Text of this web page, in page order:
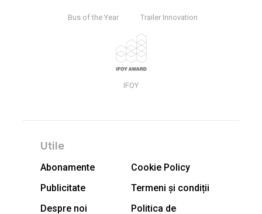
Bus of the Year Trailer Innovation
IFOY
Utile
Abonamente
Cookie Policy
Publicitate
Termeni și condiții
Despre noi
Politica de